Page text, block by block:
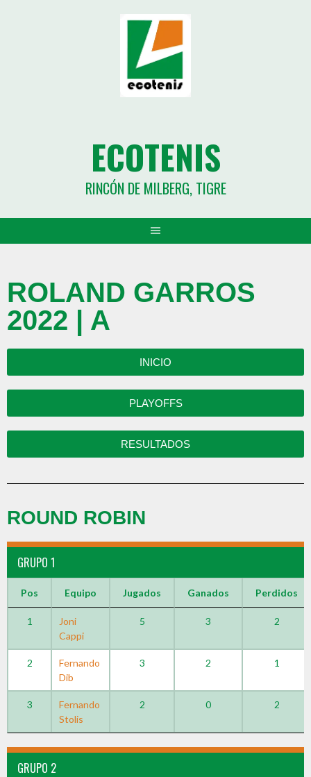
ECOTENIS
RINCÓN DE MILBERG, TIGRE
ROLAND GARROS
2022 | A
INICIO
PLAYOFFS
RESULTADOS
ROUND ROBIN
GRUPO 1
Pos Equipo Jugados Ganados Perdidos
1
Joni
Cappi
5 3 2
2
Fernando
Dib
3 2 1
3
Fernando
Stolis
2 0 2
GRUPO 2